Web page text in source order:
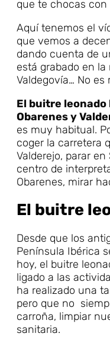
que te chocas
Aquí tenemos el
que vemos a
dando cuenta de
está grabado en
Valdegovía… No
El buitre
Obarenes y
es muy habitual.
coger la carretera
Valderejo, parar
centro de
Obarenes, mirar
El buitre
Desde que los
Península Ibérica
hoy, el buitre
ligado a las
ha realizado una
pero que no
carroña, limpiar
sanitaria.